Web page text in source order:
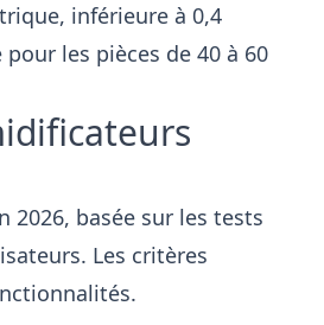
inférieure à 0,4
les pièces de 40 à 60
2026, basée sur les tests
Les critères